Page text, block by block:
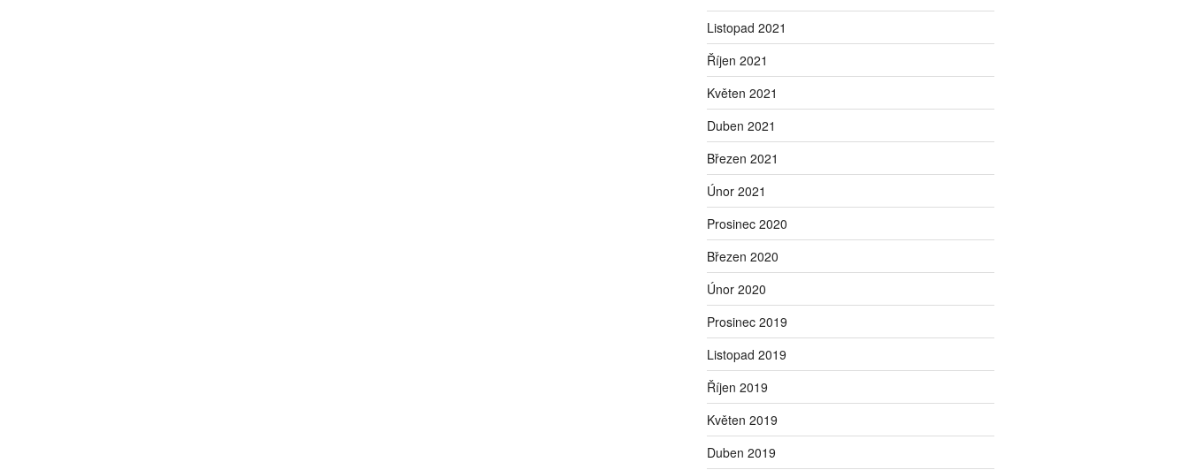
Listopad 2021
Říjen 2021
Květen 2021
Duben 2021
Březen 2021
Únor 2021
Prosinec 2020
Březen 2020
Únor 2020
Prosinec 2019
Listopad 2019
Říjen 2019
Květen 2019
Duben 2019